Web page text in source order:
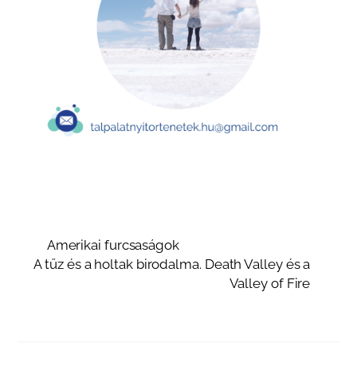
Amerikai furcsaságok
A tűz és a holtak birodalma. Death Valley és a
Valley of Fire